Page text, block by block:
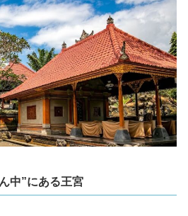
中”にある王宮